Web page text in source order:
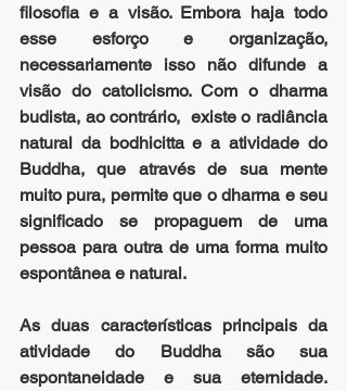
filosofia e a visão. Embora haja todo
esse esforço e organização,
necessariamente isso não difunde a
visão do catolicismo. Com o dharma
budista, ao contrário,  existe o radiância
natural da bodhicitta e a atividade do
Buddha, que através de sua mente
muito pura, permite que o dharma e seu
significado se propaguem de uma
pessoa para outra de uma forma muito
espontânea e natural.
As duas características principais da
atividade do Buddha são sua
espontaneidade e sua eternidade.